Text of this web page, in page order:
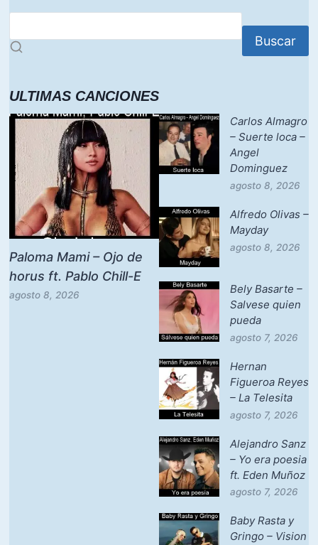
Buscar
ULTIMAS CANCIONES
Paloma Mami – Ojo de
horus ft. Pablo Chill-E
agosto 8, 2026
Carlos Almagro
– Suerte loca –
Angel
Dominguez
agosto 8, 2026
Alfredo Olivas –
Mayday
agosto 8, 2026
Bely Basarte –
Salvese quien
pueda
agosto 7, 2026
Hernan
Figueroa Reyes
– La Telesita
agosto 7, 2026
Alejandro Sanz
– Yo era poesia
ft. Eden Muñoz
agosto 7, 2026
Baby Rasta y
Gringo – Vision